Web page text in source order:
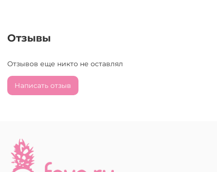
Отзывы
Отзывов еще никто не оставлял
Написать отзыв